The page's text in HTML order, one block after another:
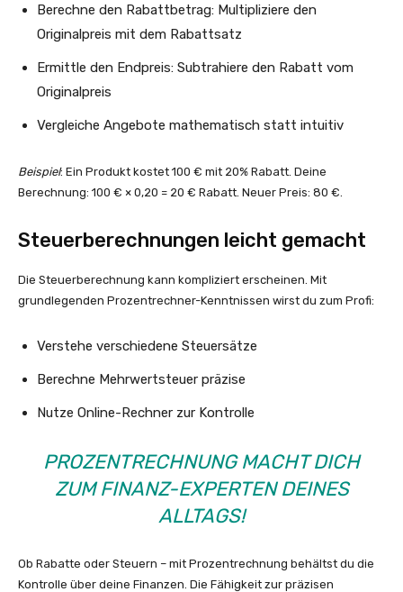
Berechne den Rabattbetrag: Multipliziere den
Originalpreis mit dem Rabattsatz
Ermittle den Endpreis: Subtrahiere den Rabatt vom
Originalpreis
Vergleiche Angebote mathematisch statt intuitiv
Beispiel: Ein Produkt kostet 100 € mit 20% Rabatt. Deine
Berechnung: 100 € × 0,20 = 20 € Rabatt. Neuer Preis: 80 €.
Steuerberechnungen leicht gemacht
Die Steuerberechnung kann kompliziert erscheinen. Mit
grundlegenden Prozentrechner-Kenntnissen wirst du zum Profi:
Verstehe verschiedene Steuersätze
Berechne Mehrwertsteuer präzise
Nutze Online-Rechner zur Kontrolle
PROZENTRECHNUNG MACHT DICH
ZUM FINANZ-EXPERTEN DEINES
ALLTAGS!
Ob Rabatte oder Steuern – mit Prozentrechnung behältst du die
Kontrolle über deine Finanzen. Die Fähigkeit zur präzisen